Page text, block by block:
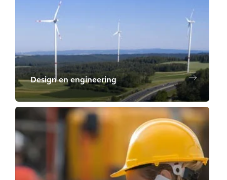
Design en engineering